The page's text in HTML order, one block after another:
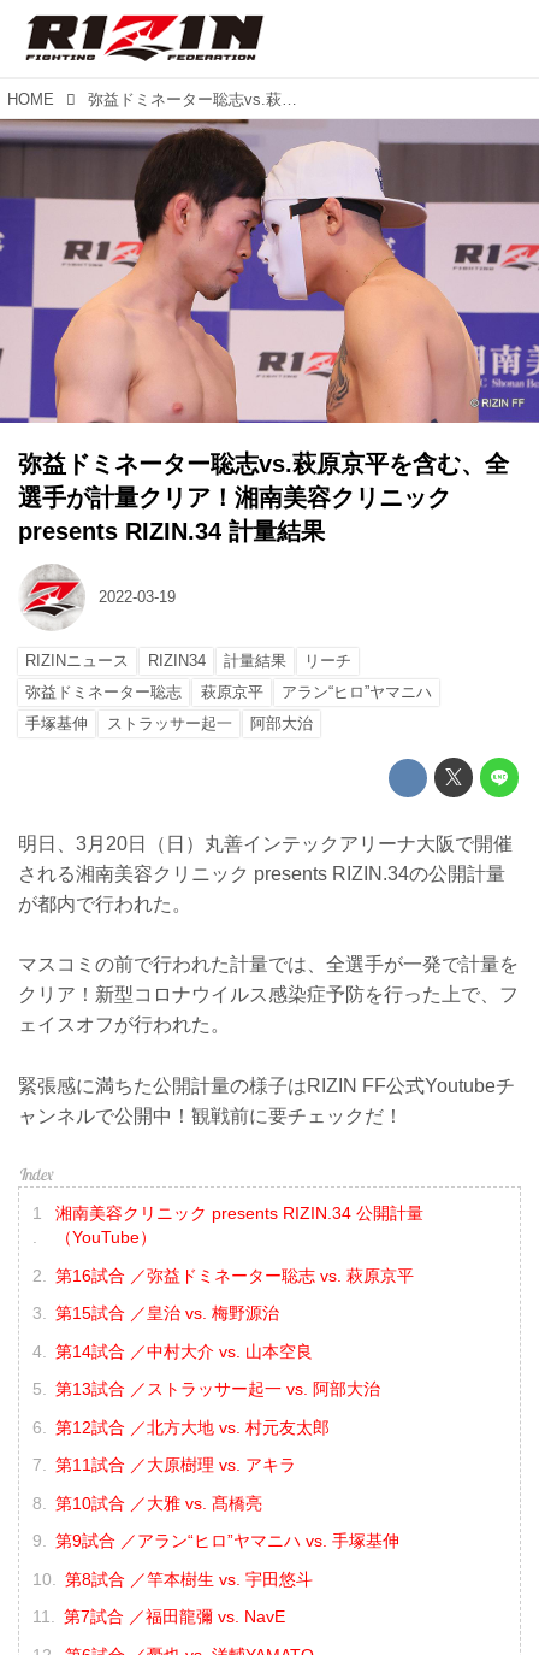
HOME 弥益ドミネーター聡志vs.萩原京平を含む、全選手が計量クリア！湘南美容クリニック presents RIZIN.34 計量結果
弥益ドミネーター聡志vs.萩原京平を含む、全
選手が計量クリア！湘南美容クリニック
presents RIZIN.34 計量結果
2022-03-19
RIZINニュース RIZIN34 計量結果
リーチ
弥益ドミネーター聡志
萩原京平
アラン“ヒロ”ヤマニハ
手塚基伸
ストラッサー起一 阿部大治
明日、3月20日（日）丸善インテックアリーナ大阪で開催
される湘南美容クリニック presents RIZIN.34の公開計量
が都内で行われた。
マスコミの前で行われた計量では、全選手が一発で計量を
クリア！新型コロナウイルス感染症予防を行った上で、フ
ェイスオフが行われた。
緊張感に満ちた公開計量の様子はRIZIN FF公式Youtubeチ
ャンネルで公開中！観戦前に要チェックだ！
湘南美容クリニック presents RIZIN.34 公開計量
（YouTube）
第16試合 ／弥益ドミネーター聡志 vs. 萩原京平
第15試合 ／皇治 vs. 梅野源治
第14試合 ／中村大介 vs. 山本空良
第13試合 ／ストラッサー起一 vs. 阿部大治
第12試合 ／北方大地 vs. 村元友太郎
第11試合 ／大原樹理 vs. アキラ
第10試合 ／大雅 vs. 髙橋亮
第9試合 ／アラン“ヒロ”ヤマニハ vs. 手塚基伸
第8試合 ／竿本樹生 vs. 宇田悠斗
第7試合 ／福田龍彌 vs. NavE